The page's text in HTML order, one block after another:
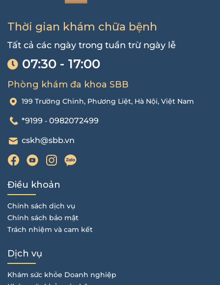
Thời gian khám chữa bệnh
Tất cả các ngày trong tuần trừ ngày lễ
07:30 - 17:00
Phòng khám đa khoa SBB
199 Trường Chinh, Phương Liệt, Hà Nội, Việt Nam
*9199 - 0982072499
cskh@sbb.vn
Điều khoản
Chính sách dịch vụ
Chính sách bảo mật
Trách nhiệm và cam kết
Dịch vụ
Khám sức khỏe Doanh nghiệp